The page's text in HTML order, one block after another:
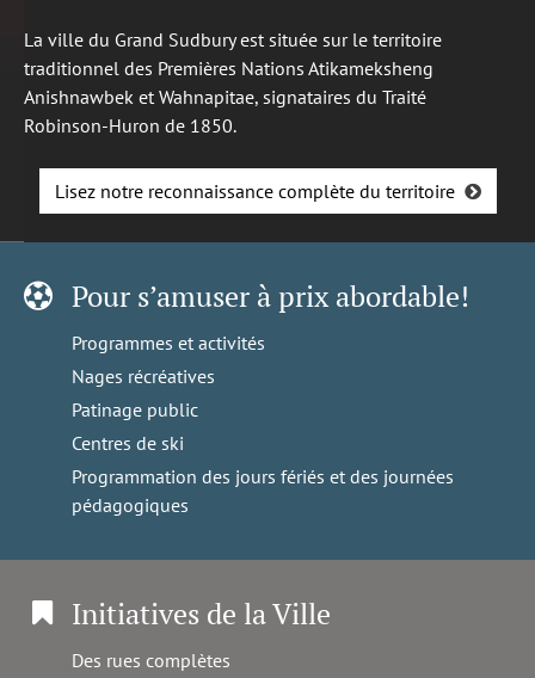
La ville du Grand Sudbury est située sur le territoire
traditionnel des Premières Nations Atikameksheng
Anishnawbek et Wahnapitae, signataires du Traité
Robinson-Huron de 1850.
Lisez notre reconnaissance complète du territoire
Pour s’amuser à prix abordable!
Programmes et activités
Nages récréatives
Patinage public
Centres de ski
Programmation des jours fériés et des journées
pédagogiques
Initiatives de la Ville
Des rues complètes